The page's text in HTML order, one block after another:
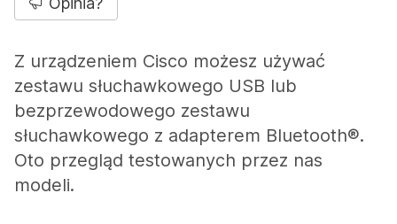
Z urządzeniem Cisco możesz używać
zestawu słuchawkowego USB lub
bezprzewodowego zestawu
słuchawkowego z adapterem Bluetooth®.
Oto przegląd testowanych przez nas
modeli.